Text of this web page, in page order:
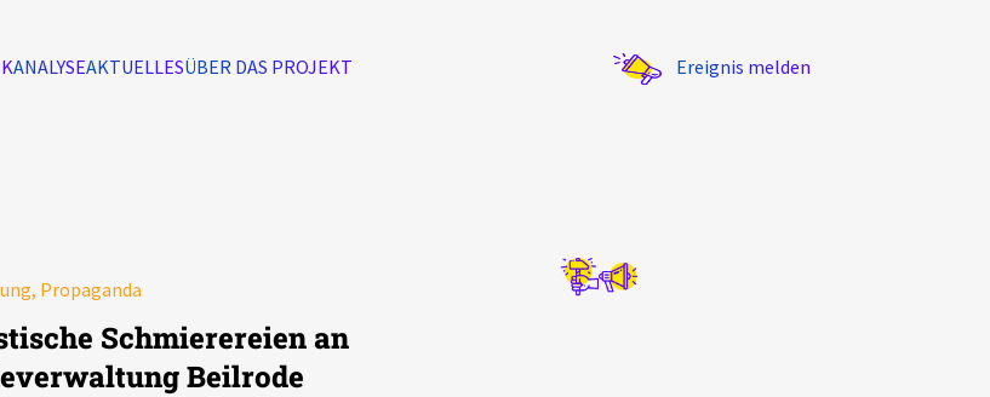
ANALYSEAKTUELLESÜBER DAS PROJEKT Ereignis melden
Propaganda
Schmierereien an
Beilrode
Ereignisse Statistik